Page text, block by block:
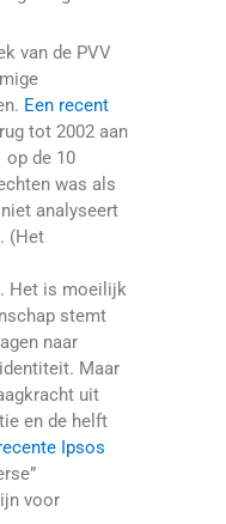
van de PVV
Een recent
tot 2002 aan
op de 10
was als
analyseert
(Het
Het is moeilijk
stemt
naar
Maar
uit
en de helft
Ipsos
voor